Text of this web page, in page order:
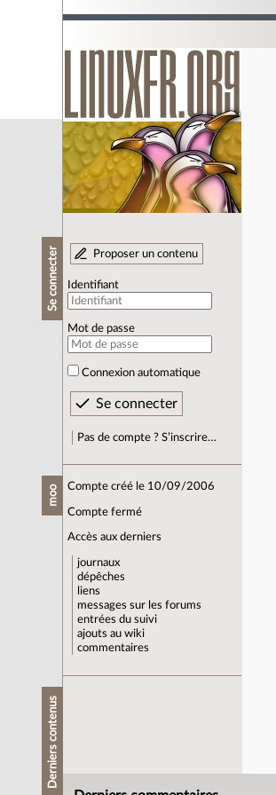
Se connecter Proposer un contenu
Identifiant
Mot de passe
Connexion automatique
Pas de compte ? S’inscrire…
moo Compte créé le 10/09/2006
Compte fermé
Accès aux derniers
journaux
dépêches
liens
messages sur les forums
entrées du suivi
ajouts au wiki
commentaires
Derniers contenus